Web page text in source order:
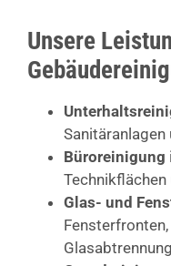
Unsere
Büroreinigung
Glas- und